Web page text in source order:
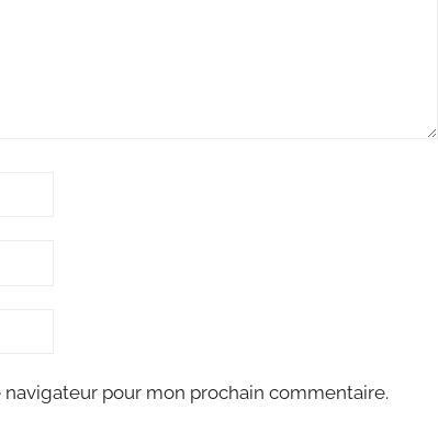
pour mon prochain commentaire.